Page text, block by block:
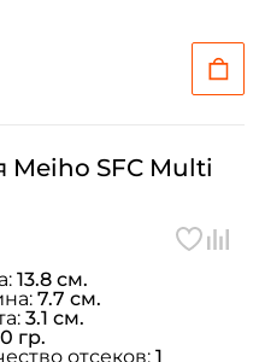
SFC Multi
13.8 см.
7.7 см.
3.1 см.
гр.
отсеков: 1